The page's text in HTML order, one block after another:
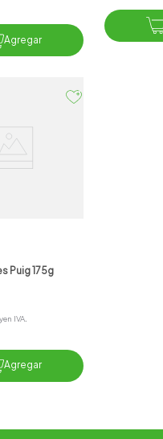
Agregar
Puig 175g
IVA.
Agregar